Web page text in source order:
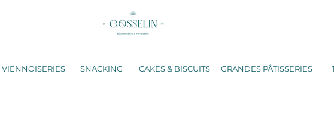
VIENNOISERIES SNACKING CAKES & BISCUITS GRANDES PÂTISSERIES